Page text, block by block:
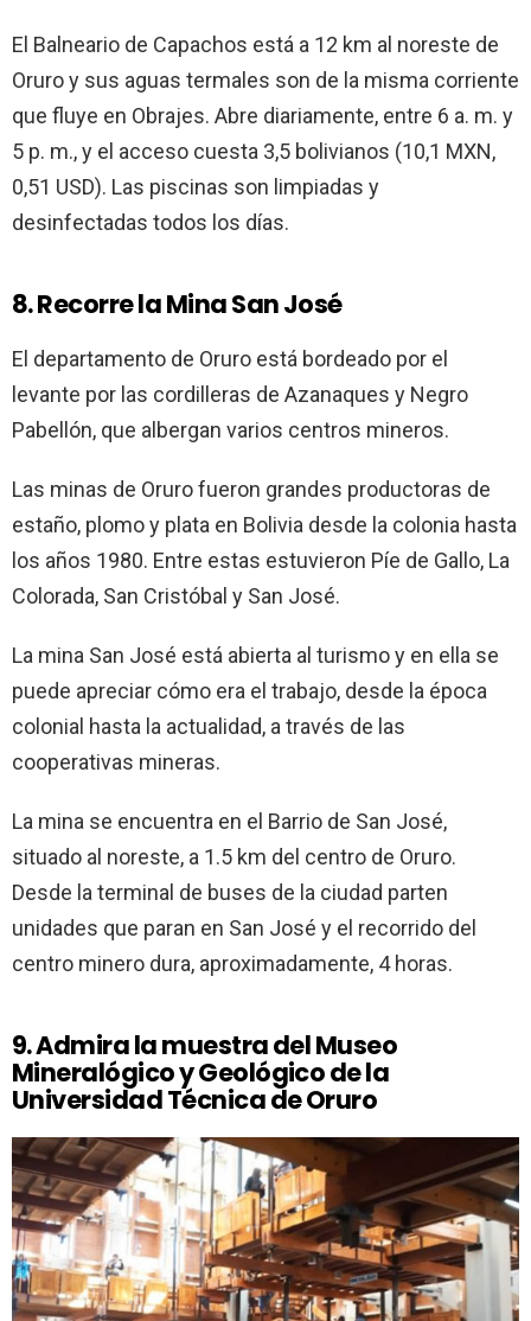
El Balneario de Capachos está a 12 km al noreste de
Oruro y sus aguas termales son de la misma corriente
que fluye en Obrajes. Abre diariamente, entre 6 a. m. y
5 p. m., y el acceso cuesta 3,5 bolivianos (10,1 MXN,
0,51 USD). Las piscinas son limpiadas y
desinfectadas todos los días.
8. Recorre la Mina San José
El departamento de Oruro está bordeado por el
levante por las cordilleras de Azanaques y Negro
Pabellón, que albergan varios centros mineros.
Las minas de Oruro fueron grandes productoras de
estaño, plomo y plata en Bolivia desde la colonia hasta
los años 1980. Entre estas estuvieron Píe de Gallo, La
Colorada, San Cristóbal y San José.
La mina San José está abierta al turismo y en ella se
puede apreciar cómo era el trabajo, desde la época
colonial hasta la actualidad, a través de las
cooperativas mineras.
La mina se encuentra en el Barrio de San José,
situado al noreste, a 1.5 km del centro de Oruro.
Desde la terminal de buses de la ciudad parten
unidades que paran en San José y el recorrido del
centro minero dura, aproximadamente, 4 horas.
9. Admira la muestra del Museo
Mineralógico y Geológico de la
Universidad Técnica de Oruro